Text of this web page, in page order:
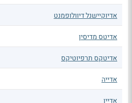
אדיוקיישנל דיוולופמנט
אדיטס מדיסין
אדיטקס תרפיוטיקס
אדייה
אדיין